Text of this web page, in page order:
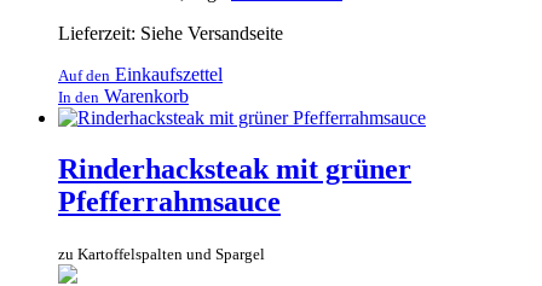
Lieferzeit: Siehe Versandseite
Auf den Einkaufszettel
In den Warenkorb
Rinderhacksteak mit grüner
Pfefferrahmsauce
zu Kartoffelspalten und Spargel